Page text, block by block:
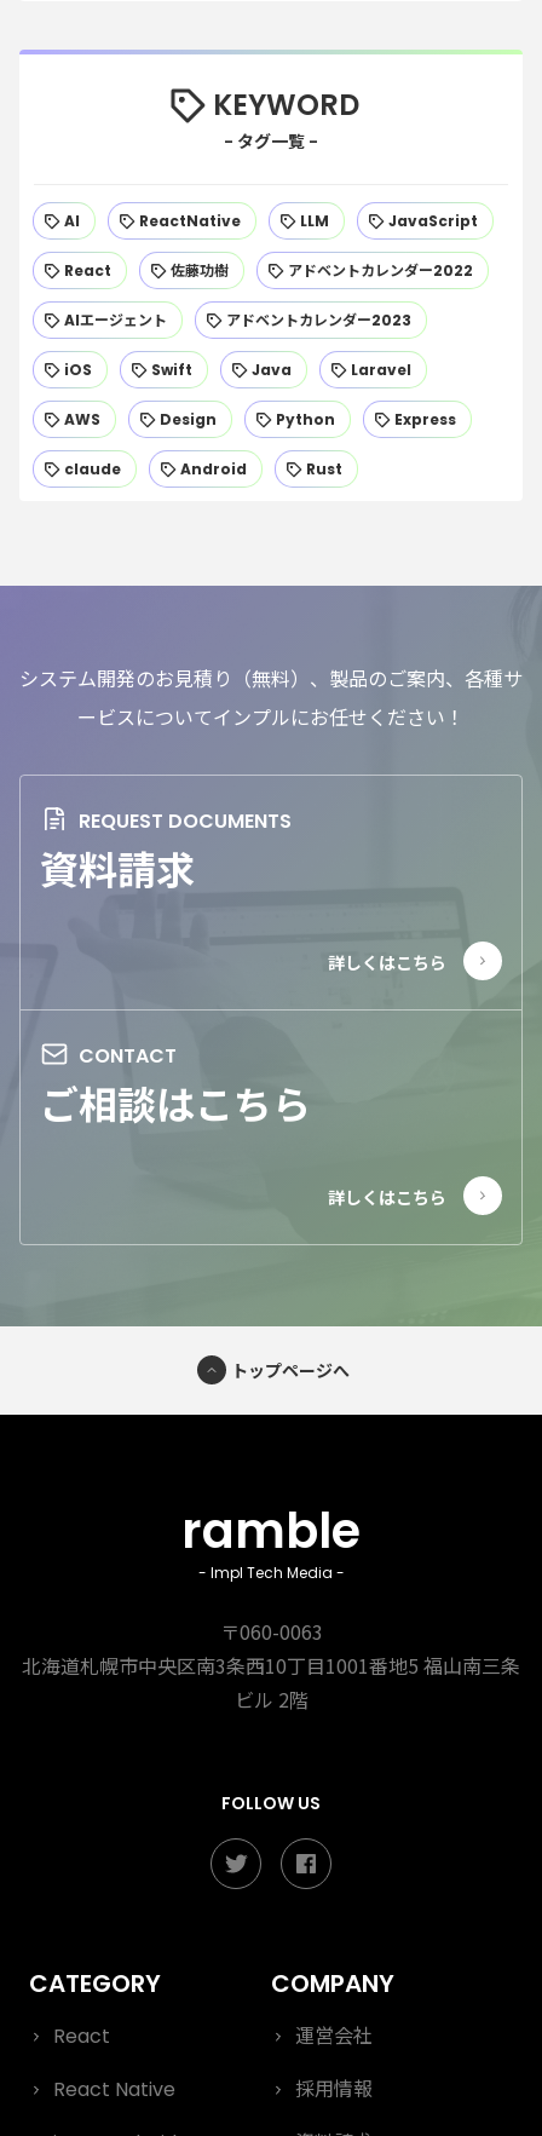
KEYWORD
AI ReactNative LLM JavaScript
React 佐藤功樹 アドベントカレンダー2022
AIエージェント アドベントカレンダー2023
iOS Swift Java Laravel
AWS Design Python Express
claude Android Rust
システム開発のお見積り（無料）、製品のご案内、各種サ
ービスについてインプルにお任せください！
資料請求
ご相談はこちら
トップページへ
ramble
- Impl Tech Media -
〒060-0063
北海道札幌市中央区南3条西10丁目1001番地5 福山南三条
ビル 2階
FOLLOW US
React
React Native
運営会社
採用情報